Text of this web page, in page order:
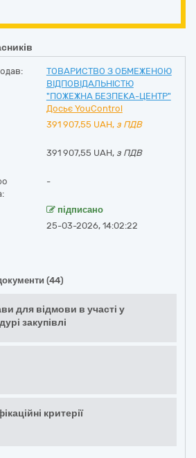
ТОВАРИСТВО З ОБМЕЖЕНОЮ
ВІДПОВІДАЛЬНІСТЮ
"ПОЖЕЖНА БЕЗПЕКА-ЦЕНТР"
Досьє YouControl
391 907,55 UAH, з ПДВ
391 907,55 UAH, з ПДВ
-
підписано
25-03-2026, 14:02:22
(44)
для відмови в участі у
закупівлі
критерії